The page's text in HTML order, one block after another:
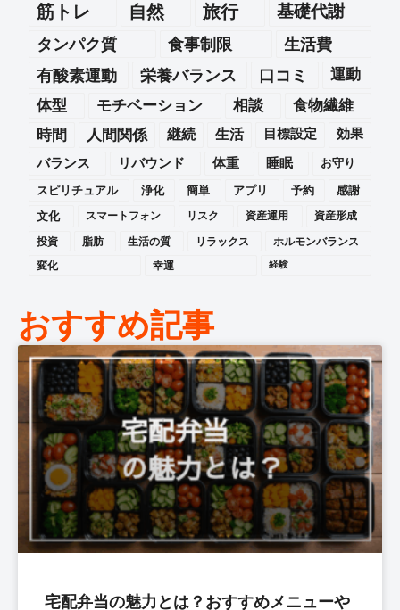
筋トレ
自然 旅行 基礎代謝
タンパク質 食事制限
生活費
有酸素運動
栄養バランス 口コミ
運動
体型
モチベーション 相談
食物繊維
時間
人間関係 継続 生活 目標設定
効果
バランス
リバウンド 体重 睡眠
お守り
スピリチュアル
浄化 簡単 アプリ 予約
感謝
文化
スマートフォン リスク 資産運用
資産形成
投資
脂肪 生活の質 リラックス
ホルモンバランス
変化
幸運 経験
おすすめ記事
宅配弁当の魅力とは？おすすめメニューや